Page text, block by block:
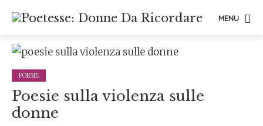
MENU
POESIE
Poesie sulla violenza sulle
donne